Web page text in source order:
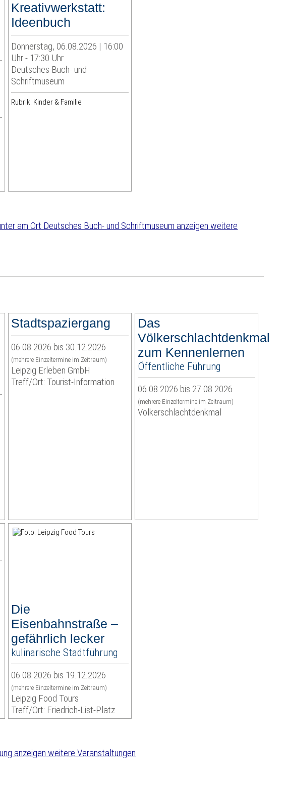
Kreativwerkstatt:
Ideenbuch
Donnerstag, 06.08.2026 | 16:00
Uhr - 17:30 Uhr
Deutsches Buch- und
Schriftmuseum
Rubrik: Kinder & Familie
weitere
Stadtspaziergang
06.08.2026 bis 30.12.2026
(mehrere Einzeltermine im Zeitraum)
Leipzig Erleben GmbH
Treff/Ort: Tourist-Information
Das
Völkerschlachtdenkmal
zum Kennenlernen
Öffentliche Führung
06.08.2026 bis 27.08.2026
(mehrere Einzeltermine im Zeitraum)
Völkerschlachtdenkmal
Die
Eisenbahnstraße –
gefährlich lecker
kulinarische Stadtführung
06.08.2026 bis 19.12.2026
(mehrere Einzeltermine im Zeitraum)
Leipzig Food Tours
Treff/Ort: Friedrich-List-Platz
weitere Veranstaltungen